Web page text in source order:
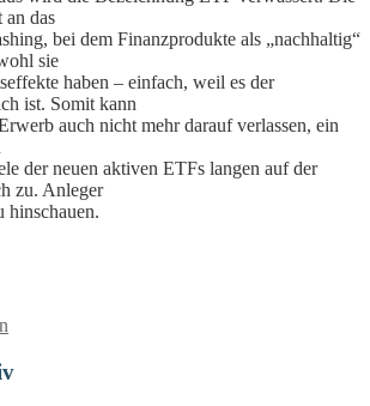
das
bei dem Finanzprodukte als „nachhaltig“
sie
haben – einfach, weil es der
ist. Somit kann
auch nicht mehr darauf verlassen, ein
der neuen aktiven ETFs langen auf der
zu. Anleger
hinschauen.